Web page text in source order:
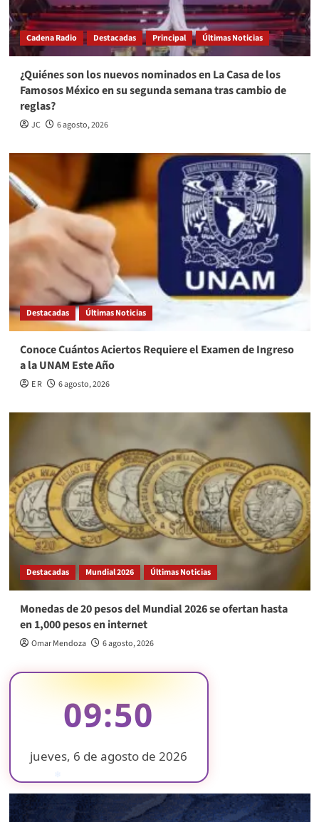
Cadena Radio Destacadas Principal Últimas Noticias
¿Quiénes son los nuevos nominados en La Casa de los
Famosos México en su segunda semana tras cambio de
reglas?
JC 6 agosto, 2026
Destacadas Últimas Noticias
Conoce Cuántos Aciertos Requiere el Examen de Ingreso
a la UNAM Este Año
E R 6 agosto, 2026
Destacadas Mundial 2026 Últimas Noticias
Monedas de 20 pesos del Mundial 2026 se ofertan hasta
en 1,000 pesos en internet
Omar Mendoza 6 agosto, 2026
09:50
jueves, 6 de agosto de 2026
❄
❄